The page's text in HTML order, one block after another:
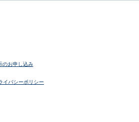
のお申し込み
イバシーポリシー